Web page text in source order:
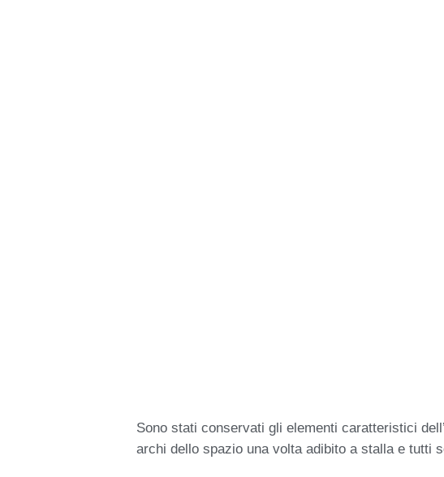
Sono stati conservati gli elementi caratteristici
archi dello spazio una volta adibito a stalla e tutti